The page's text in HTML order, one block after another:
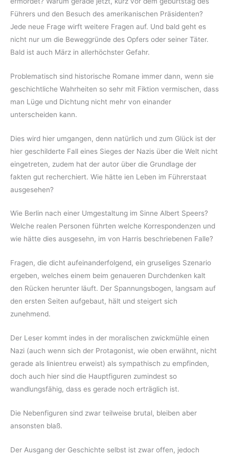
Führers und den Besuch des amerikanischen Präsidenten?
Jede neue Frage wirft weitere Fragen auf. Und bald geht es
nicht nur um die Beweggründe des Opfers oder seiner Täter.
Bald ist auch März in allerhöchster Gefahr.
Problematisch sind historische Romane immer dann, wenn sie
geschichtliche Wahrheiten so sehr mit Fiktion vermischen, dass
man Lüge und Dichtung nicht mehr von einander
unterscheiden kann.
Dies wird hier umgangen, denn natürlich und zum Glück ist der
hier geschilderte Fall eines Sieges der Nazis über die Welt nicht
eingetreten, zudem hat der autor über die Grundlage der
fakten gut recherchiert. Wie hätte ien Leben im Führerstaat
ausgesehen?
Wie Berlin nach einer Umgestaltung im Sinne Albert Speers?
Welche realen Personen führten welche Korrespondenzen und
wie hätte dies ausgesehn, im von Harris beschriebenen Falle?
Fragen, die dicht aufeinanderfolgend, ein gruseliges Szenario
ergeben, welches einem beim genaueren Durchdenken kalt
den Rücken herunter läuft. Der Spannungsbogen, langsam auf
den ersten Seiten aufgebaut, hält und steigert sich
zunehmend.
Der Leser kommt indes in der moralischen zwickmühle einen
Nazi (auch wenn sich der Protagonist, wie oben erwähnt, nicht
gerade als linientreu erweist) als sympathisch zu empfinden,
doch auch hier sind die Hauptfiguren zumindest so
wandlungsfähig, dass es gerade noch erträglich ist.
Die Nebenfiguren sind zwar teilweise brutal, bleiben aber
ansonsten blaß.
Der Ausgang der Geschichte selbst ist zwar offen, jedoch